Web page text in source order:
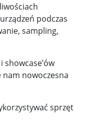
podczas
sampling,
showcase’ów
nowoczesna
sprzęt